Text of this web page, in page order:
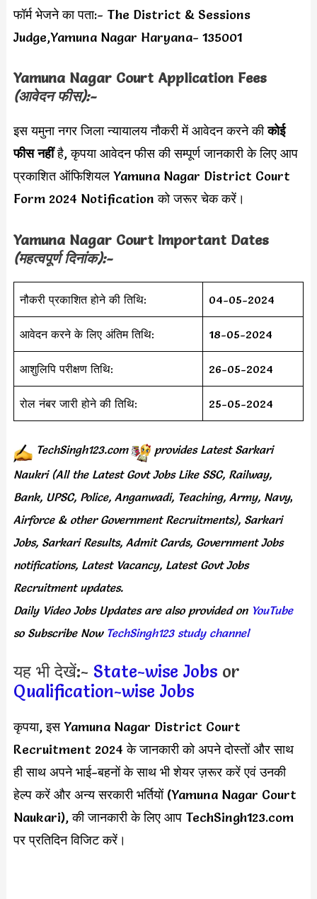
फॉर्म भेजने का पता:- The District & Sessions
Judge,Yamuna Nagar Haryana- 135001
Yamuna Nagar Court Application Fees
(आवेदन फीस):-
इस यमुना नगर जिला न्यायालय नौकरी में आवेदन करने कीकोई
फीस नहींहै, कृपया आवेदन फीस की सम्पूर्ण जानकारी के लिए आप
प्रकाशित ऑफिशियल Yamuna Nagar District Court
Form 2024 Notification को जरूर चेक करें।
Yamuna Nagar Court Important Dates
(महत्वपूर्ण दिनांक):-
नौकरी प्रकाशित होने की तिथि: 04-05-2024
आवेदन करने के लिए अंतिम तिथि: 18-05-2024
आशुलिपि परीक्षण तिथि: 26-05-2024
रोल नंबर जारी होने की तिथि: 25-05-2024
TechSingh123.com provides Latest Sarkari
Naukri (All the Latest Govt Jobs Like SSC, Railway,
Bank, UPSC, Police, Anganwadi, Teaching, Army, Navy,
Airforce & other Government Recruitments), Sarkari
Jobs, Sarkari Results, Admit Cards, Government Jobs
notifications, Latest Vacancy, Latest Govt Jobs
Recruitment updates.
Daily Video Jobs Updates are also provided onYouTube
so Subscribe Now TechSingh123 study channel
यह भी देखें:- State-wise Jobs or
Qualification-wise Jobs
कृपया, इस Yamuna Nagar District Court
Recruitment 2024 के जानकारी को अपने दोस्तों और साथ
ही साथ अपने भाई-बहनों के साथ भी शेयर ज़रूर करें एवं उनकी
हेल्प करें और अन्य सरकारी भर्तियों (Yamuna Nagar Court
Naukari), की जानकारी के लिए आप TechSingh123.com
पर प्रतिदिन विजिट करें।